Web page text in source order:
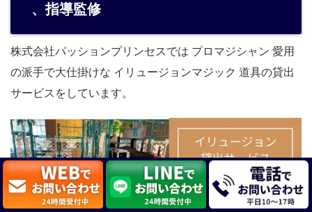
、指導監修
株式会社パッションプリンセスでは プロマジシャン 愛用
の派手で大仕掛けな イリュージョンマジック 道具の貸出
サービスをしています。